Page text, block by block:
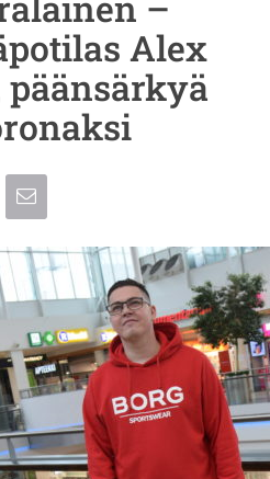
Alex
päänsärkyä